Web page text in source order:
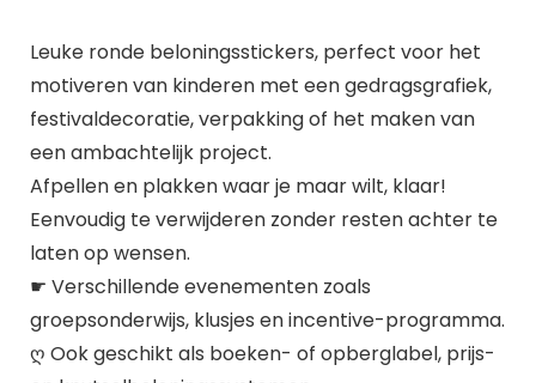
Leuke ronde beloningsstickers, perfect voor het
motiveren van kinderen met een gedragsgrafiek,
festivaldecoratie, verpakking of het maken van
een ambachtelijk project.
Afpellen en plakken waar je maar wilt, klaar!
Eenvoudig te verwijderen zonder resten achter te
laten op wensen.
☛ Verschillende evenementen zoals
groepsonderwijs, klusjes en incentive-programma.
ღ Ook geschikt als boeken- of opberglabel, prijs-